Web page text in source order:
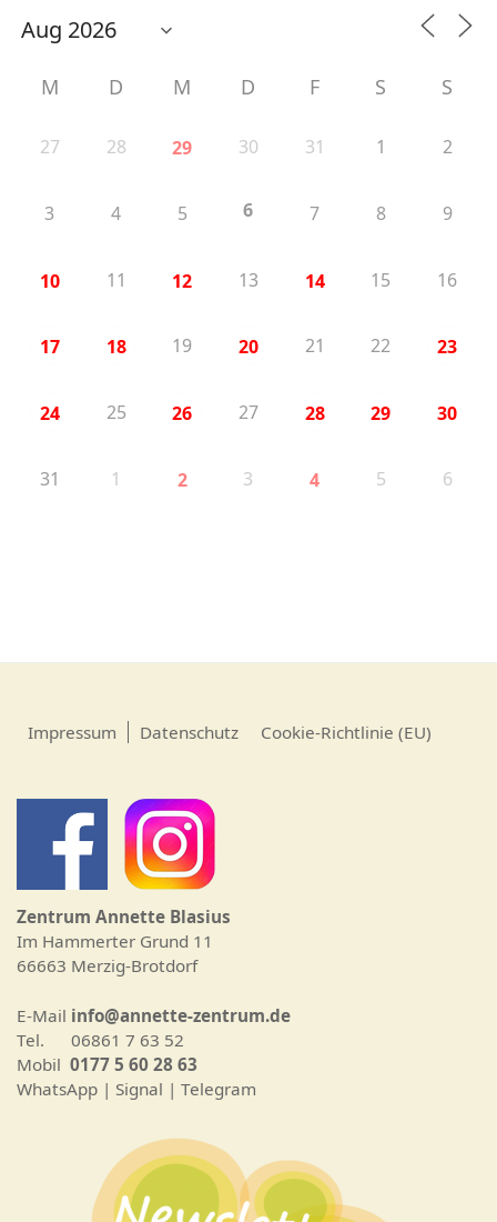
M D M D F S S
27 28 29 30 31 1 2
3 4 5 6 7 8 9
10 11 12 13 14 15 16
17 18 19 20 21 22 23
24 25 26 27 28 29 30
31 1 2 3 4 5 6
Impressum Datenschutz Cookie-Richtlinie (EU)
Zentrum Annette Blasius
Im Hammerter Grund 11
66663 Merzig-Brotdorf
E-Mail info@annette-zentrum.de
Tel. 06861 7 63 52
Mobil 0177 5 60 28 63
WhatsApp | Signal | Telegram